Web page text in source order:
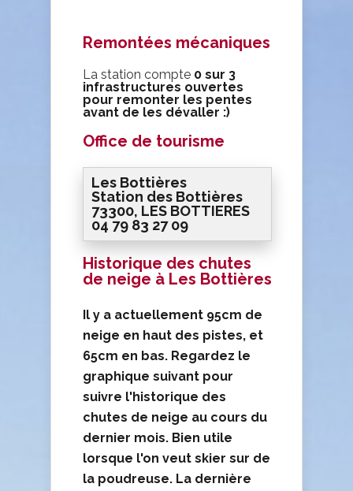
Remontées mécaniques
La station compte 0 sur 3
infrastructures ouvertes
pour remonter les pentes
avant de les dévaller :)
Office de tourisme
Les Bottières
Station des Bottières
73300, LES BOTTIERES
04 79 83 27 09
Historique des chutes
de neige à Les Bottières
Il y a actuellement 95cm de
neige en haut des pistes, et
65cm en bas. Regardez le
graphique suivant pour
suivre l'historique des
chutes de neige au cours du
dernier mois. Bien utile
lorsque l'on veut skier sur de
la poudreuse. La dernière